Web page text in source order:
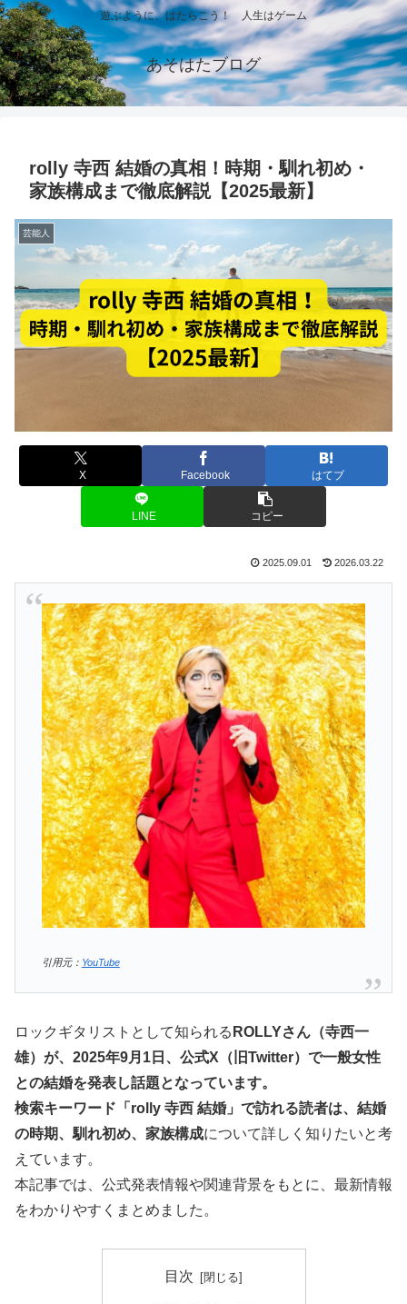
遊ぶように、はたらこう！ 人生はゲーム
あそはたブログ
rolly 寺西 結婚の真相！時期・馴れ初め・
家族構成まで徹底解説【2025最新】
芸能人
X Facebook はてブ
LINE コピー
2025.09.01 2026.03.22
引用元： YouTube
ロックギタリストとして知られる ROLLYさん（寺西一
雄）が、2025年9月1日、公式X（旧Twitter）で一般女性
との結婚を発表し話題となっています。
検索キーワード「rolly 寺西 結婚」で訪れる読者は、結婚
の時期、馴れ初め、家族構成について詳しく知りたいと考
えています。
本記事では、公式発表情報や関連背景をもとに、最新情報
をわかりやすくまとめました。
目次